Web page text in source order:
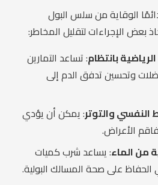
الوقاية من سلس البول
بعض الإجراءات لتقليل المخاطر:
بانتظام: تساعد التمارين
وتحسين تدفق الدم إلى
النفسي والتوتر: يمكن أن يؤدي
الأعراض.
من الماء: يساعد شرب كميات
على صحة المسالك البولية.